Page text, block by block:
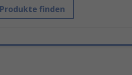
finden